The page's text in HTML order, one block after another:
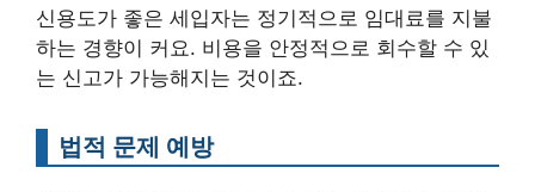
신용도가 좋은 세입자는 정기적으로 임대료를 지불
하는 경향이 커요. 비용을 안정적으로 회수할 수 있
는 신고가 가능해지는 것이죠.
법적 문제 예방